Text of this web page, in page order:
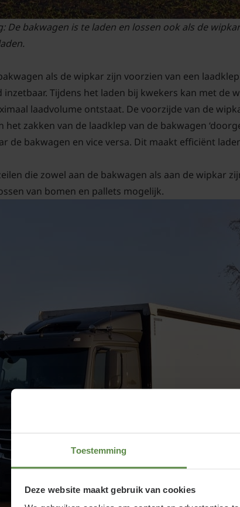
Toestemming
Deze website maakt gebruik van cookies
De bakwagen is te laden en lossen ook als de
als de wipkar zijn voorzien van een
inzetbaar. Tijdens het laden bij kwekers kan met de
laadvolume ontstaat. De voorzijde van de
het zakken van de laadklep van de bakwagen
de bakwagen en vice versa. Dit maakt efficiënt
die zowel aan de bakwagen als aan de wipkar
van bomen en pallets mogelijk.